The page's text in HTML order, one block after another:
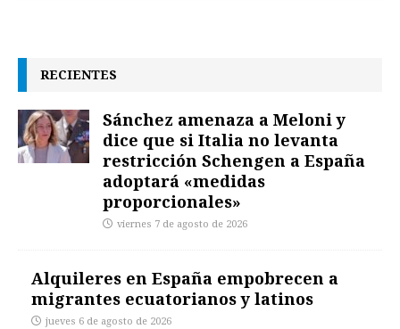
RECIENTES
Sánchez amenaza a Meloni y
dice que si Italia no levanta
restricción Schengen a España
adoptará «medidas
proporcionales»
viernes 7 de agosto de 2026
Alquileres en España empobrecen a
migrantes ecuatorianos y latinos
jueves 6 de agosto de 2026